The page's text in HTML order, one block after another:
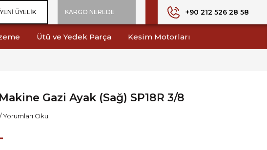
YENI ÜYELIK KARGO NEREDE +90 212 526 28 58
Ütü ve Yedek Parça Kesim Motorları
Gazi Ayak (Sağ) SP18R 3/8
Yorumları Oku